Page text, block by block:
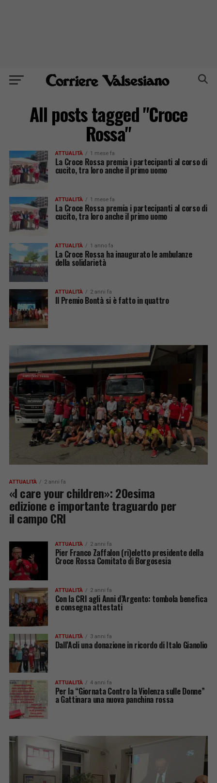
All posts tagged "Croce
Rossa"
ATTUALITÀ 1 mese fa
La Croce Rossa premia i partecipanti al corso di
cucito, tra loro anche il primo uomo
ATTUALITÀ 1 mese fa
La Croce Rossa premia i partecipanti al corso di
cucito, tra loro anche il primo uomo
ATTUALITÀ 1 anno fa
La Croce Rossa ha inaugurato le ambulanze
della solidarietà
ATTUALITÀ 2 anni fa
Il Premio Bontà si è fatto in quattro
ATTUALITÀ 2 anni fa
«I care your children»: 20esima
edizione e importante traguardo per
il campo CRI
ATTUALITÀ 2 anni fa
Pier Franco Zaffalon (ri)eletto presidente della
Croce Rossa Comitato di Borgosesia
ATTUALITÀ 2 anni fa
Con la CRI agli Anni d’Argento: tombola benefica
e consegna attestati
ATTUALITÀ 3 anni fa
Dall’Acli una donazione in ricordo di Italo Gianolio
ATTUALITÀ 4 anni fa
Per la “Giornata Contro la Violenza sulle Donne”
a Gattinara una nuova panchina rossa